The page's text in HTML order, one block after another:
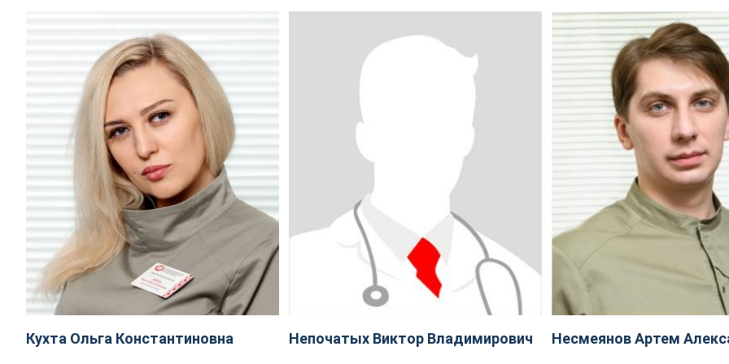
Кухта Ольга Константиновна Непочатых Виктор Владимирович Несмеянов Артем